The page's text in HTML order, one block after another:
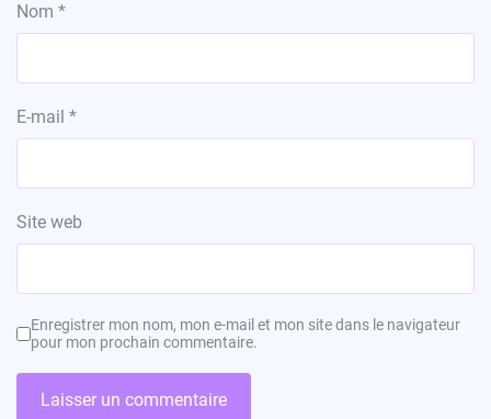
Nom *
E-mail *
Site web
Enregistrer mon nom, mon e-mail et mon site dans le navigateur
pour mon prochain commentaire.